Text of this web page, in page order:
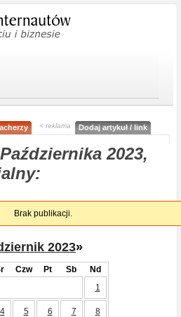
< reklama Dodaj artykuł / link
2023,
Brak publikacji.
2023»
Czw Pt Sb
Nd
1
4 5 6 7 8